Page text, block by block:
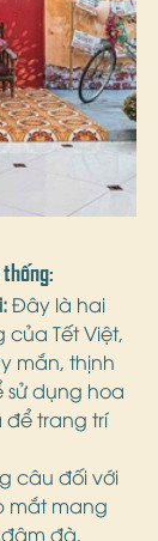
Đây là hai
Tết Việt,
mắn, thịnh
sử dụng hoa
trang trí
câu đối với
mắt mang
đà,